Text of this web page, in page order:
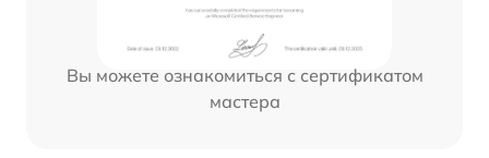
Вы можете ознакомиться с сертификатом
мастера